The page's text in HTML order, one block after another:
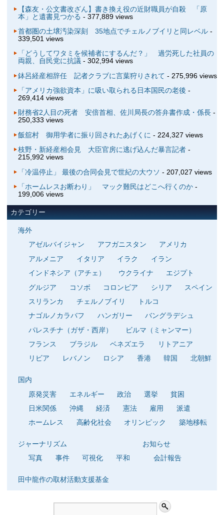
【森友・公文書改ざん】書き換え役の近財職員が自殺 「原
本」と遺書見つかる - 377,889 views
首都圏の土壌汚染深刻 35地点でチェルノブイリと同レベル-
339,501 views
「どうしてワタミを候補者にするんだ？」 過労死した社員の
両親、自民党に抗議- 302,994 views
鉢呂経産相辞任 記者クラブに言葉狩りされて - 275,996 views
「アメリカ強欲資本」に吸い取られる日本国民の老後 -
269,414 views
財務省2人目の死者 安倍首相、佐川局長の答弁書作成・係長-
250,333 views
飯舘村 御用学者に振り回されたあげくに - 224,327 views
枝野・新経産相会見 大臣官房に逃げ込んだ暴言記者-
215,992 views
「冷温停止」 最後の合同会見で世紀の大ウソ - 207,027 views
「ホームレスお断わり」 マック難民はどこへ行くのか-
199,006 views
カテゴリー
海外
アゼルバイジャン
アフガニスタン
アメリカ
アルメニア
イタリア イラク
イラン
インドネシア（アチェ）
ウクライナ
エジプト
グルジア
コソボ コロンビア シリア
スペイン
スリランカ
チェルノブイリ
トルコ
ナゴルノカラバフ
ハンガリー
バングラデシュ
パレスチナ（ガザ・西岸）
ビルマ（ミャンマー）
フランス
ブラジル ベネズエラ
リトアニア
リビア
レバノン ロシア 香港 韓国 北朝鮮
国内
原発災害
エネルギー 政治 選挙
貧困
日米関係
沖縄 経済 憲法 雇用
派遣
ホームレス
高齢化社会 オリンピック 築地移転
ジャーナリズム
写真
事件 可視化 平和
お知らせ
会計報告
田中龍作の取材活動支援基金